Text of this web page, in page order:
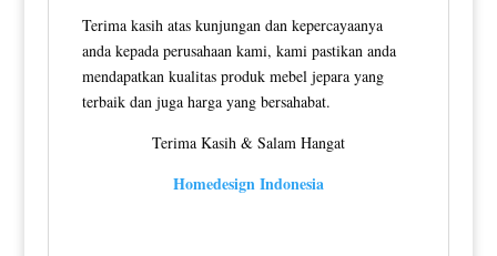
Terima kasih atas kunjungan dan kepercayaanya
anda kepada perusahaan kami, kami pastikan anda
mendapatkan kualitas produk mebel jepara yang
terbaik dan juga harga yang bersahabat.
Terima Kasih & Salam Hangat
Homedesign Indonesia